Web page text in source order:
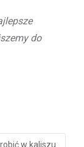
do
w kaliszu